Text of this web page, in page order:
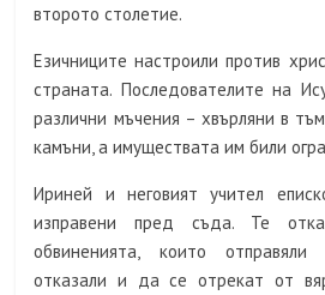
второто столетие.
Езичниците настроили против
страната. Последователите на
различни мъчения – хвърляни в
камъни, а имуществата им били
Ириней и неговият учител
изправени пред съда. Те
обвиненията, които отправяли
отказали и да се отрекат от